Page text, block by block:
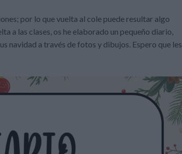
por lo que vuelta al cole puede resultar algo
a las clases, os he elaborado un pequeño diario,
navidad a través de fotos y dibujos. Espero que les